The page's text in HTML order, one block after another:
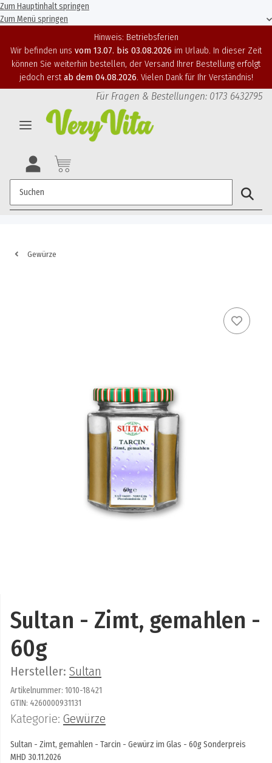
Zum Hauptinhalt springen
Zum Menü springen
Hinweis: Betriebsferien
Wir befinden uns vom 13.07. bis 03.08.2026 im Urlaub. In dieser Zeit
können Sie weiterhin bestellen, der Versand Ihrer Bestellung erfolgt
jedoch erstab dem 04.08.2026. Vielen Dank für Ihr Verständnis!
Für Fragen & Bestellungen: 0173 6432795
Gewürze
Sultan - Zimt, gemahlen -
60g
Hersteller: Sultan
Artikelnummer: 1010-18421
GTIN: 4260000931131
Kategorie: Gewürze
Sultan - Zimt, gemahlen - Tarcin - Gewürz im Glas - 60g Sonderpreis
MHD 30.11.2026